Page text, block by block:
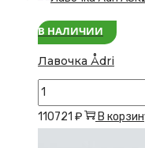
В НАЛИЧИИ
Лавочка Ådri
Количество
товара
110721 ₽ В